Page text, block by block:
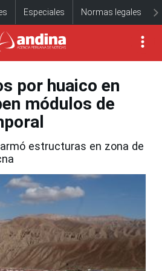
Especiales Normas legales
por huaico en
módulos de
estructuras en zona de